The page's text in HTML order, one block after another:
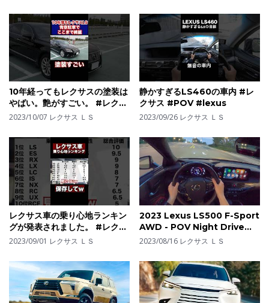
LF-LZ JAPAN MOBIRITY
SHOW 2023
10年経ってもレクサスの塗装は
やばい。艶がすごい。 #レクサ
ス #lexus #LS
2023/10/07 レクサス ＬＳ
静かすぎるLS460の車内 #レ
クサス #POV #lexus
2023/09/26 レクサス ＬＳ
レクサス車の乗り心地ランキン
グが発表されました。 #レクサ
ス #LEXUS #レクサLS
2023/09/01 レクサス ＬＳ
2023 Lexus LS500 F-Sport
AWD - POV Night Drive
(Binaural Audio)
2023/08/16 レクサス ＬＳ